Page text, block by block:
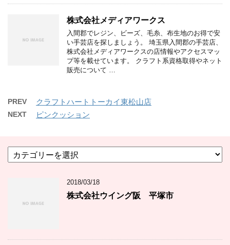
株式会社メディアワークス
入間郡でレジン、ビーズ、毛糸、布生地のお得で安
い手芸店を探しましょう。 埼玉県入間郡の手芸店、
株式会社メディアワークスの店情報やアクセスマッ
プ等を載せています。 クラフト系資格取得やネット
販売について …
PREV クラフトハートトーカイ東松山店
NEXT ピンクッション
テ
2018/03/18
株式会社ウイング阪 平塚市